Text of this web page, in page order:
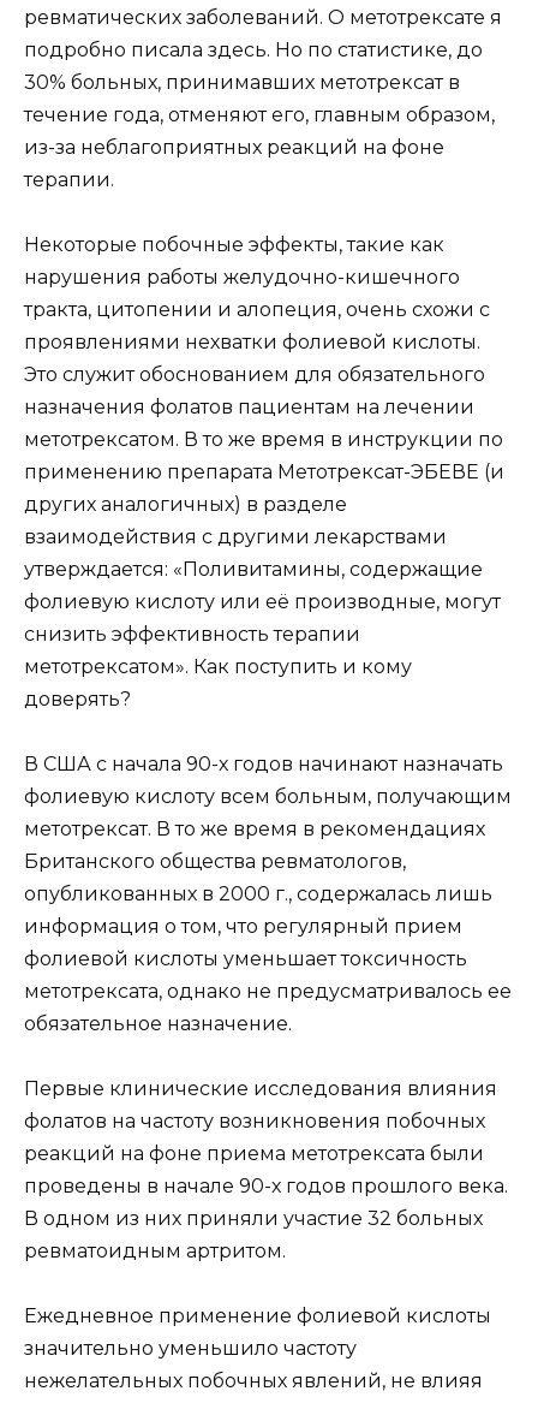
ревматических заболеваний. О метотрексате я
подробно писала здесь. Но по статистике, до
30% больных, принимавших метотрексат в
течение года, отменяют его, главным образом,
из-за неблагоприятных реакций на фоне
терапии.
Некоторые побочные эффекты, такие как
нарушения работы желудочно-кишечного
тракта, цитопении и алопеция, очень схожи с
проявлениями нехватки фолиевой кислоты.
Это служит обоснованием для обязательного
назначения фолатов пациентам на лечении
метотрексатом. В то же время в инструкции по
применению препарата Метотрексат-ЭБЕВЕ (и
других аналогичных) в разделе
взаимодействия с другими лекарствами
утверждается: «Поливитамины, содержащие
фолиевую кислоту или её производные, могут
снизить эффективность терапии
метотрексатом». Как поступить и кому
доверять?
В США с начала 90-х годов начинают назначать
фолиевую кислоту всем больным, получающим
метотрексат. В то же время в рекомендациях
Британского общества ревматологов,
опубликованных в 2000 г., содержалась лишь
информация о том, что регулярный прием
фолиевой кислоты уменьшает токсичность
метотрексата, однако не предусматривалось ее
обязательное назначение.
Первые клинические исследования влияния
фолатов на частоту возникновения побочных
реакций на фоне приема метотрексата были
проведены в начале 90-х годов прошлого века.
В одном из них приняли участие 32 больных
ревматоидным артритом.
Ежедневное применение фолиевой кислоты
значительно уменьшило частоту
нежелательных побочных явлений, не влияя